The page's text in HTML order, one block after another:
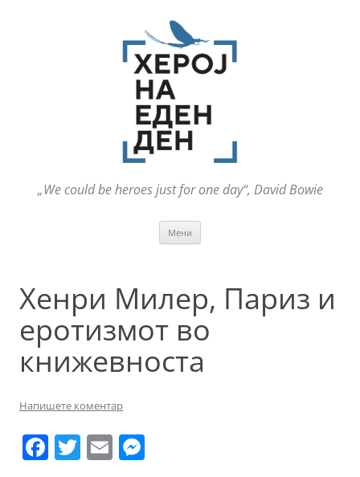
„We could be heroes just for one day“, David Bowie
Мени
Хенри Милер, Париз и
еротизмот во
книжевноста
Напишете коментар
F T E